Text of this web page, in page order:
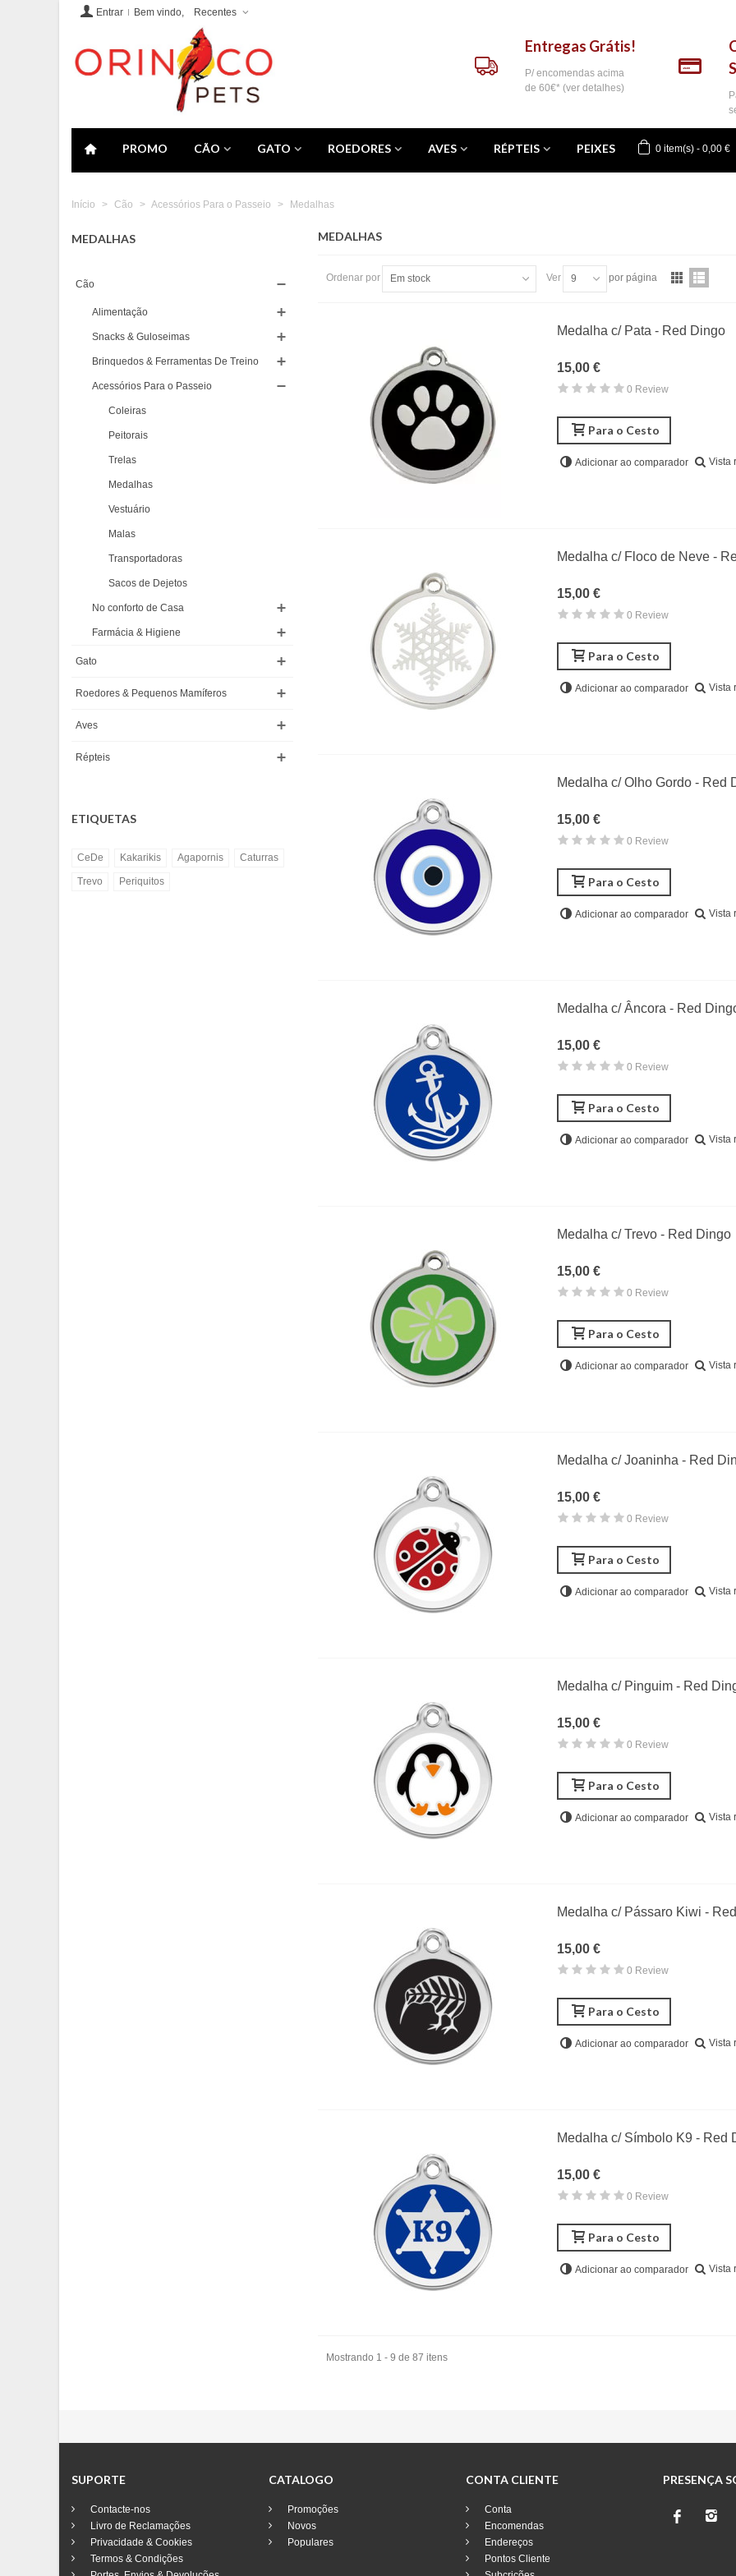
Entrar Bem vindo, Recentes
Entregas Grátis!
P/ encomendas acima
de 60€* (ver detalhes)
PROMO CÃO GATO ROEDORES AVES RÉPTEIS PEIXES 0 item(s) - 0,00 €
Início > Cão > Acessórios Para o Passeio > Medalhas
MEDALHAS
Cão
Alimentação
Snacks & Guloseimas
Brinquedos & Ferramentas De Treino
Acessórios Para o Passeio
Coleiras
Peitorais
Trelas
Medalhas
Vestuário
Malas
Transportadoras
Sacos de Dejetos
No conforto de Casa
Farmácia & Higiene
Gato
Roedores & Pequenos Mamíferos
Aves
Répteis
ETIQUETAS
CeDe Kakarikis Agapornis Caturras
Trevo Periquitos
MEDALHAS
Ordenar por Em stock Ver 9 por página
Medalha c/ Pata - Red Dingo
15,00 €
0 Review
Para o Cesto
Adicionar ao comparador Vista
Medalha c/ Floco de Neve -
15,00 €
0 Review
Para o Cesto
Adicionar ao comparador Vista
Medalha c/ Olho Gordo - Red
15,00 €
0 Review
Para o Cesto
Adicionar ao comparador Vista
Medalha c/ Âncora - Red
15,00 €
0 Review
Para o Cesto
Adicionar ao comparador Vista
Medalha c/ Trevo - Red Dingo
15,00 €
0 Review
Para o Cesto
Adicionar ao comparador Vista
Medalha c/ Joaninha - Red
15,00 €
0 Review
Para o Cesto
Adicionar ao comparador Vista
Medalha c/ Pinguim - Red
15,00 €
0 Review
Para o Cesto
Adicionar ao comparador Vista
Medalha c/ Pássaro Kiwi -
15,00 €
0 Review
Para o Cesto
Adicionar ao comparador Vista
Medalha c/ Símbolo K9 - Red
15,00 €
0 Review
Para o Cesto
Adicionar ao comparador Vista
Mostrando 1 - 9 de 87 itens
SUPORTE
Contacte-nos
Livro de Reclamações
Privacidade & Cookies
Termos & Condições
CATALOGO
Promoções
Novos
Populares
CONTA CLIENTE
Conta
Encomendas
Endereços
Pontos Cliente
PRESENÇA